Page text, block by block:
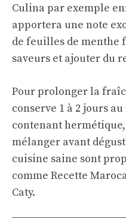
Culina par exemple
apportera une note
de feuilles de
saveurs et ajouter du
Pour prolonger la
conserve 1 à 2 jours
contenant
mélanger avant
cuisine saine sont
comme Recette
Caty.